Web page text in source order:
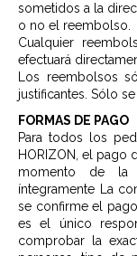
sometidos a la
o no el reembolso.
Cualquier
efectuará
Los reembolsos
justificantes. Sólo
FORMAS DE PAGO
Para todos los
HORIZON, el pago
momento de la
íntegramente La
se confirme el
es el único
comprobar la